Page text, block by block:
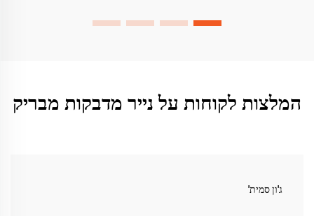
המלצות לקוחות על נייר מדבקות מבריק
ג'ון סמית'